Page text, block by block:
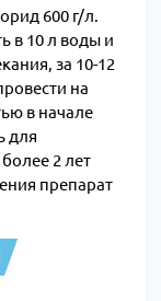
600 г/л.
в 10 л воды и
за 10-12
на
в начале
для
2 лет
препарат